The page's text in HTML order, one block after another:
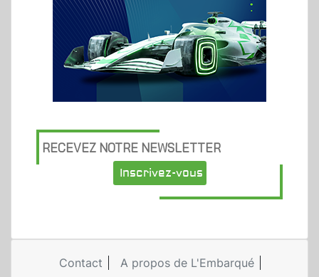
RECEVEZ NOTRE NEWSLETTER
Inscrivez-vous
Contact A propos de L'Embarqué